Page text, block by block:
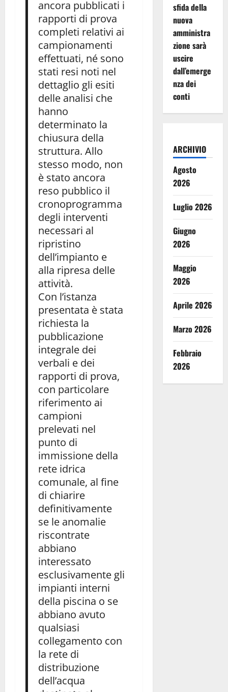
ancora pubblicati i
rapporti di prova
completi relativi ai
campionamenti
effettuati, né sono
stati resi noti nel
dettaglio gli esiti
delle analisi che
hanno
determinato la
chiusura della
struttura. Allo
stesso modo, non
è stato ancora
reso pubblico il
cronoprogramma
degli interventi
necessari al
ripristino
dell’impianto e
alla ripresa delle
attività.
Con l’istanza
presentata è stata
richiesta la
pubblicazione
integrale dei
verbali e dei
rapporti di prova,
con particolare
riferimento ai
campioni
prelevati nel
punto di
immissione della
rete idrica
comunale, al fine
di chiarire
definitivamente
se le anomalie
riscontrate
abbiano
interessato
esclusivamente gli
impianti interni
della piscina o se
abbiano avuto
qualsiasi
collegamento con
la rete di
distribuzione
dell’acqua
sfida della
nuova
amministra
zione sarà
uscire
dall’emerge
nza dei
conti
ARCHIVIO
Agosto
2026
Luglio 2026
Giugno
2026
Maggio
2026
Aprile 2026
Marzo 2026
Febbraio
2026